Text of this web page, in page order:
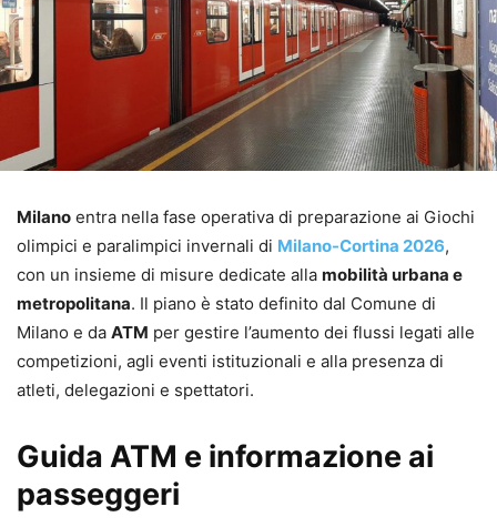
Milano entra nella fase operativa di preparazione ai Giochi
olimpici e paralimpici invernali di Milano-Cortina 2026,
con un insieme di misure dedicate alla mobilità urbana e
metropolitana. Il piano è stato definito dal Comune di
Milano e da ATM per gestire l’aumento dei flussi legati alle
competizioni, agli eventi istituzionali e alla presenza di
atleti, delegazioni e spettatori.
Guida ATM e informazione ai
passeggeri